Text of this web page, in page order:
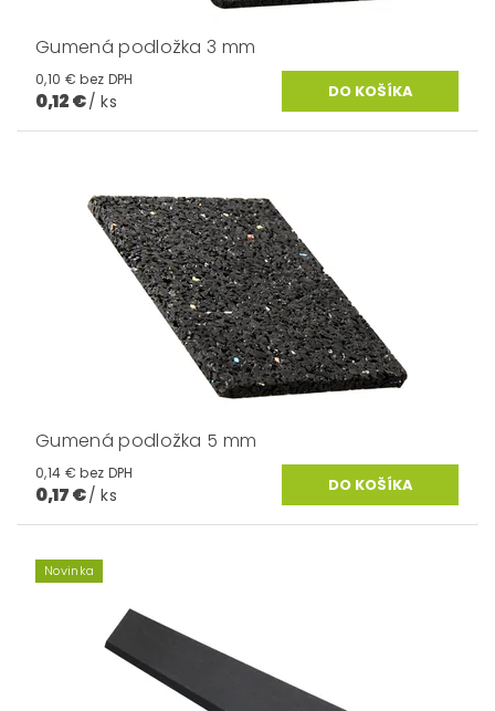
Gumená podložka 3 mm
0,10 € bez DPH
0,12 €/ ks
Gumená podložka 5 mm
0,14 € bez DPH
0,17 €/ ks
Novinka